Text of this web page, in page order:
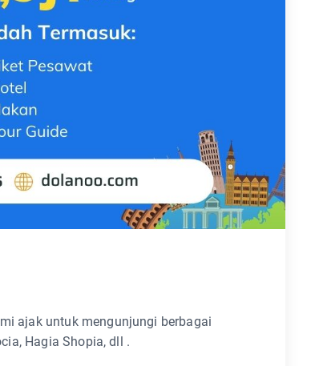
ajak untuk mengunjungi berbagai
Hagia Shopia, dll .